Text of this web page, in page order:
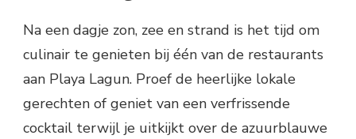
Na een dagje zon, zee en strand is het tijd om
culinair te genieten bij één van de restaurants
aan Playa Lagun. Proef de heerlijke lokale
gerechten of geniet van een verfrissende
cocktail terwijl je uitkijkt over de azuurblauwe